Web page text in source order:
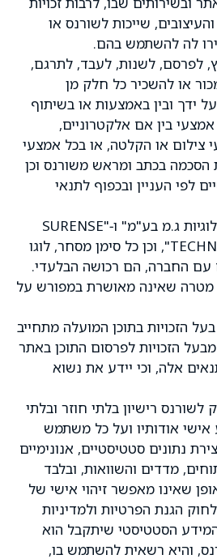
שייכות לשורנס או
לה להשתמש בהם.
לפרסם, לשנות, לעבד, לתרגם,
או להשכיר כל חלק מן
ידך ובין באמצעות או בשיתוף
בין אם אלקטרוניים,
צילום או הקלטה, או בכל אמצעי
בכתב ומראש משורנס וכן
לפי העניין ובכפוף לתנאי
השם "שורנס טכנולוגיות ג.מ בע"מ" ו‑"SURENSE
TECHNOLOGIES (G.M) LTD", וכן כל סימן מסחר, לוגו
עם החברה, הם רכושה הבלעדי.
שאינה מאושרת במפורש על
הזכויות בתוכן המועלה מתחייב
הזכויות לפרסום התוכן באתר
אלה, וכי יידע את נשוא
רישיון בלתי חוזר ובלתי
אודותיו ועל כל משתמש
נתונים סטטיסטיים, אנונימיים
מדדים והשוואות, ובלבד
שאינו מאפשר זיהוי אישי של
הגנת הפרטיות ולמדיניות
הסטטיסטי שיתקבל הוא
והיא רשאית להשתמש בו,